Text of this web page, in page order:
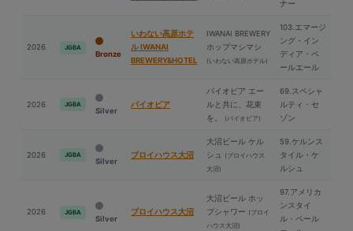
ナー
2026 JGBA
Bronze
いわない高原ホテ
ル IWANAI
BREWERY&HOTEL
IWANAI BREWERY
ホップマシマシ
(いわない高原ホテル)
103.エマージ
ング・イン
ディア・ペ
ールエール
2026 JGBA
Silver
パイオビア
パイオビア エー
ルと共に、花束
を。
(パイオビア)
69.スペシャ
ルティ・セ
ゾン
2026 JGBA
Silver
ブロイハウス⼤沼
⼤沼ビール ケル
シュ
(ブロイハウス
⼤沼)
59.ケルンス
タイル・ケ
ルシュ
2026 JGBA
Silver
ブロイハウス⼤沼
⼤沼ビール ホッ
プシャワー (ブロイ
ハウス⼤沼)
97.アメリカ
ンスタイ
ル・ペール